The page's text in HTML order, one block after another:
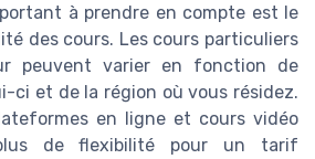
à prendre en compte est le
des cours. Les cours particuliers
peuvent varier en fonction de
ci et de la région où vous résidez.
en ligne et cours vidéo
de flexibilité pour un tarif